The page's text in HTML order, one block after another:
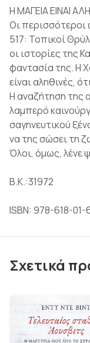
Η ΜΑΓΕΙΑ ΕΙΝΑΙ
Οι περισσότεροι
517: Τοπικοί
οι ιστορίες της
φαντασία της. Η
είναι αληθινές,
Η αναζήτηση της
λαμπερό
σαγηνευτικού
να της σώσει τη
Όλοι, όμως, λένε
Β.Κ.:31972
ISBN: 978-618-
Σχετικά